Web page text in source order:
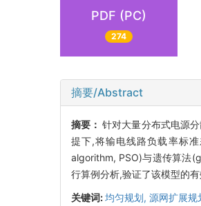
PDF (PC)
274
摘要/Abstract
摘要：针对大量分布式电源
提下,将输电线路负载率标
algorithm, PSO)与遗传算法
行算例分析,验证了该模型的有
关键词:均匀规划, 源网扩展规